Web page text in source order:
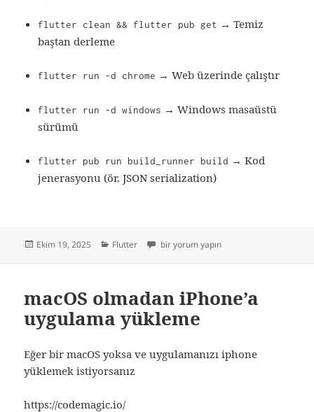
flutter clean && flutter pub get → Temiz
baştan derleme
flutter run -d chrome → Web üzerinde çalıştır
flutter run -d windows → Windows masaüstü
sürümü
flutter pub run build_runner build → Kod
jenerasyonu (ör. JSON serialization)
Yayın
Ekim 19, 2025 Kategoriler
Flutter En Çok Kullanılan Flutter Komutları için
bir yorum yapın
macOS olmadan iPhone’a
uygulama yükleme
Eğer bir macOS yoksa ve uygulamanızı iphone
yüklemek istiyorsanız
https://codemagic.io/